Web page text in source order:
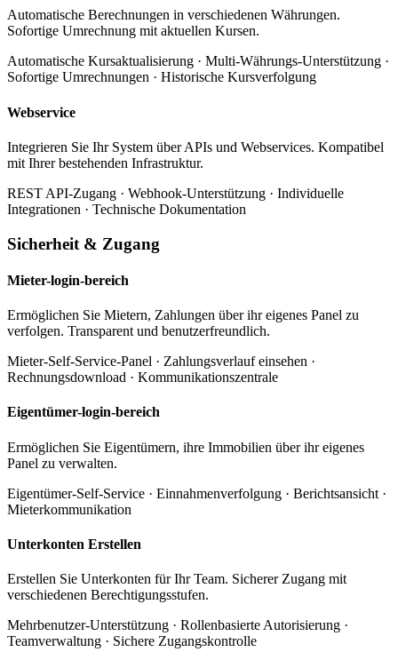
Automatische Berechnungen in verschiedenen Währungen.
Sofortige Umrechnung mit aktuellen Kursen.
Automatische Kursaktualisierung · Multi-Währungs-Unterstützung ·
Sofortige Umrechnungen · Historische Kursverfolgung
Webservice
Integrieren Sie Ihr System über APIs und Webservices. Kompatibel
mit Ihrer bestehenden Infrastruktur.
REST API-Zugang · Webhook-Unterstützung · Individuelle
Integrationen · Technische Dokumentation
Sicherheit & Zugang
Mieter-login-bereich
Ermöglichen Sie Mietern, Zahlungen über ihr eigenes Panel zu
verfolgen. Transparent und benutzerfreundlich.
Mieter-Self-Service-Panel · Zahlungsverlauf einsehen ·
Rechnungsdownload · Kommunikationszentrale
Eigentümer-login-bereich
Ermöglichen Sie Eigentümern, ihre Immobilien über ihr eigenes
Panel zu verwalten.
Eigentümer-Self-Service · Einnahmenverfolgung · Berichtsansicht ·
Mieterkommunikation
Unterkonten Erstellen
Erstellen Sie Unterkonten für Ihr Team. Sicherer Zugang mit
verschiedenen Berechtigungsstufen.
Mehrbenutzer-Unterstützung · Rollenbasierte Autorisierung ·
Teamverwaltung · Sichere Zugangskontrolle